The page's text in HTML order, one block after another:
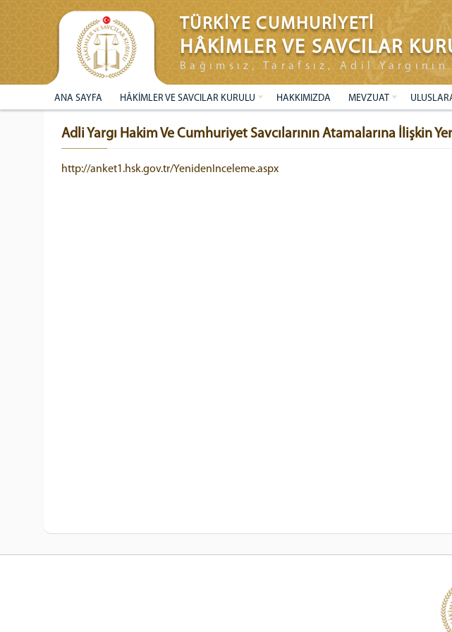
TÜRKİYE CUMHURİYETİ
HÂKİMLER VE SAVCILAR
Bağımsız, Tarafsız, Adil Yargının
ANA SAYFA HÂKİMLER VE SAVCILAR KURULU HAKKIMIZDA MEVZUAT
Adli Yargı Hakim Ve Cumhuriyet Savcılarının Atamalarına İlişkin
http://anket1.hsk.gov.tr/YenidenInceleme.aspx